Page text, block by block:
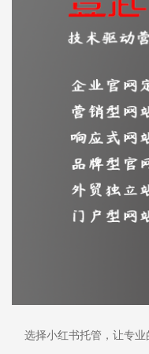
选择小红书托管，让专业